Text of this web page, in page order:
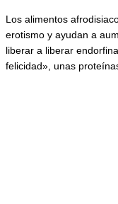
Los alimentos
erotismo y ayudan a
liberar a liberar
felicidad», unas